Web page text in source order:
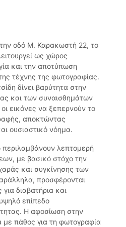
οδό Μ. Καρακωστή 22, το
ως χώρος
και την αποτύπωση
τέχνης της φωτογραφίας.
δίνει βαρύτητα στην
και των συναισθημάτων
εικόνες να ξεπερνούν το
αποκτώντας
ουσιαστικό νόημα.
περιλαμβάνουν λεπτομερή
με βασικό στόχο την
και συγκίνησης των
προσφέρονται
διαβατήρια και
επίπεδο
Η αφοσίωση στην
με πάθος για τη φωτογραφία